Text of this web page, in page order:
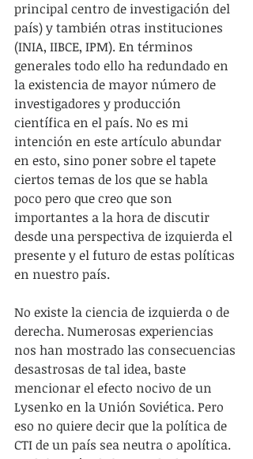
principal centro de investigación del
país) y también otras instituciones
(INIA, IIBCE, IPM). En términos
generales todo ello ha redundado en
la existencia de mayor número de
investigadores y producción
científica en el país. No es mi
intención en este artículo abundar
en esto, sino poner sobre el tapete
ciertos temas de los que se habla
poco pero que creo que son
importantes a la hora de discutir
desde una perspectiva de izquierda el
presente y el futuro de estas políticas
en nuestro país.
No existe la ciencia de izquierda o de
derecha. Numerosas experiencias
nos han mostrado las consecuencias
desastrosas de tal idea, baste
mencionar el efecto nocivo de un
Lysenko en la Unión Soviética. Pero
eso no quiere decir que la política de
CTI de un país sea neutra o apolítica.